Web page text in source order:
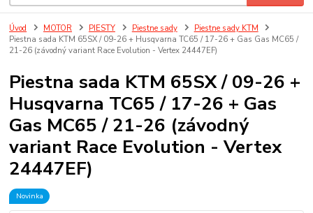
Úvod MOTOR PIESTY Piestne sady
Piestne sady KTM
Piestna sada KTM 65SX / 09-26 + Husqvarna TC65 / 17-26 + Gas Gas MC65 /
21-26 (závodný variant Race Evolution - Vertex 24447EF)
Piestna sada KTM 65SX / 09-26 +
Husqvarna TC65 / 17-26 + Gas
Gas MC65 / 21-26 (závodný
variant Race Evolution - Vertex
24447EF)
Novinka